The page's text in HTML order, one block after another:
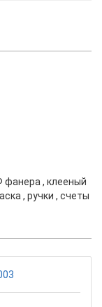
фанера , клееный
, ручки , счеты